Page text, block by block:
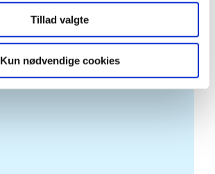
Tillad valgte
Kun nødvendige cookies